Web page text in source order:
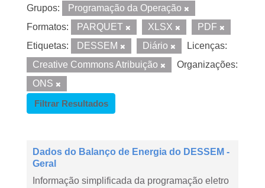
Grupos:
Programação da Operação
Formatos:
PARQUET XLSX
PDF
Etiquetas:
DESSEM Diário
Licenças:
Creative Commons Atribuição
Organizações:
ONS
Filtrar Resultados
Dados do Balanço de Energia do DESSEM -
Geral
Informação simplificada da programação eletro